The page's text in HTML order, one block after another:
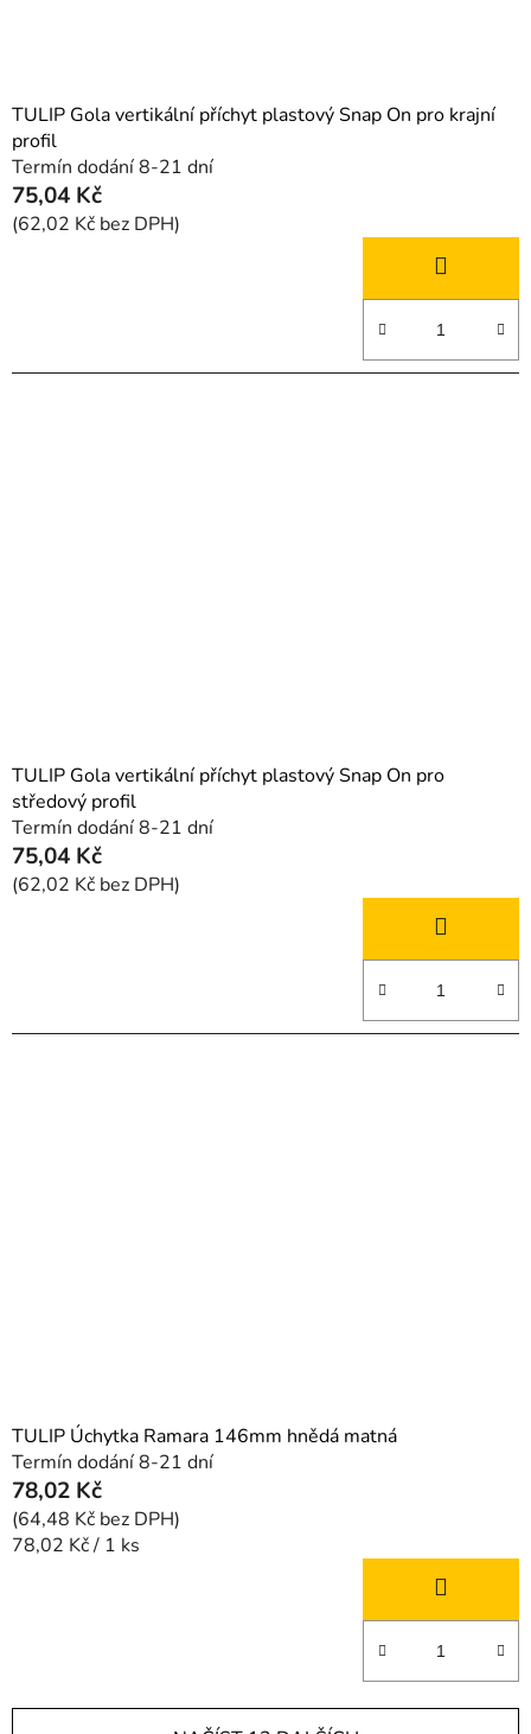
TULIP Gola vertikální příchyt plastový Snap On pro krajní
profil
Termín dodání 8-21 dní
75,04 Kč
(62,02 Kč bez DPH)
TULIP Gola vertikální příchyt plastový Snap On pro
středový profil
Termín dodání 8-21 dní
75,04 Kč
(62,02 Kč bez DPH)
TULIP Úchytka Ramara 146mm hnědá matná
Termín dodání 8-21 dní
78,02 Kč
(64,48 Kč bez DPH)
Měrná
78,02 Kč / 1 ks